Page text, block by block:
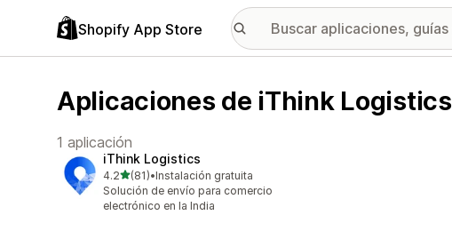
Shopify App Store
Aplicaciones de iThink Logistics
1 aplicación
iThink Logistics
4.2de 5 estrellas
(81)
81 reseñas en total
•Instalación gratuita
Solución de envío para comercio
electrónico en la India